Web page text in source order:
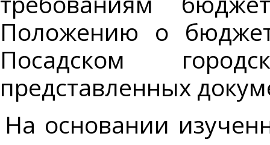
Положению о
Посадском
представленных
На основании